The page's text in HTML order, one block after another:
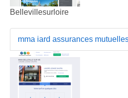
Bellevillesurloire
mma iard assurances